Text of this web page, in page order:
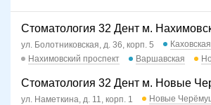
Стоматология 32 Дент м.
ул. Болотниковская, д. 36, корп. 5
Каховская
Нахимовский проспект
Варшавская
Стоматология 32 Дент м. Новые
ул. Наметкина, д. 11, корп. 1
Новые